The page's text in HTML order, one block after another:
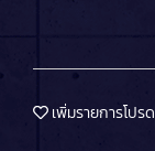
เพิ่มรายการโปรด